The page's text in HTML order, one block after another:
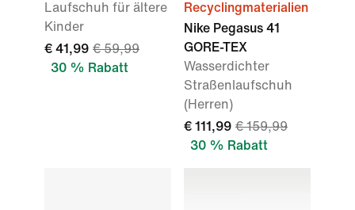
Laufschuh für ältere
Kinder
€ 41,99 € 59,99
30 % Rabatt
Recyclingmaterialien
Nike Pegasus 41
GORE-TEX
Wasserdichter
Straßenlaufschuh
(Herren)
€ 111,99 € 159,99
30 % Rabatt